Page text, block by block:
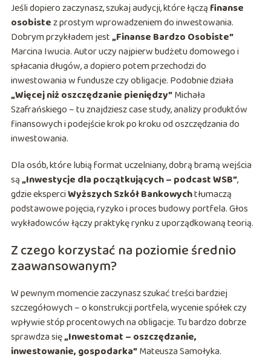
Jeśli dopiero zaczynasz, szukaj audycji, które łączą finanse
osobistez prostym wprowadzeniem do inwestowania.
Dobrym przykładem jest„Finanse Bardzo Osobiste”
Marcina Iwucia. Autor uczy najpierw budżetu domowego i
spłacania długów, a dopiero potem przechodzi do
inwestowania w fundusze czy obligacje. Podobnie działa
„Więcej niż oszczędzanie pieniędzy”Michała
Szafrańskiego – tu znajdziesz case study, analizy produktów
finansowych i podejście krok po kroku od oszczędzania do
inwestowania.
Dla osób, które lubią format uczelniany, dobrą bramą wejścia
są„Inwestycje dla początkujących – podcast WSB”,
gdzie eksperciWyższych Szkół Bankowychtłumaczą
podstawowe pojęcia, ryzyko i proces budowy portfela. Głos
wykładowców łączy praktykę rynku z uporządkowaną teorią.
Z czego korzystać na poziomie średnio
zaawansowanym?
W pewnym momencie zaczynasz szukać treści bardziej
szczegółowych – o konstrukcji portfela, wycenie spółek czy
wpływie stóp procentowych na obligacje. Tu bardzo dobrze
sprawdza się„Inwestomat – oszczędzanie,
inwestowanie, gospodarka”Mateusza Samołyka.